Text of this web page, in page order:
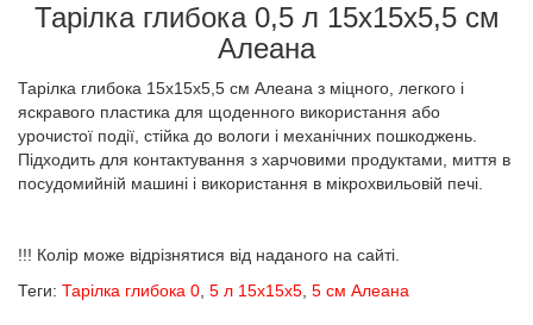
Тарілка глибока 0,5 л 15х15х5,5 см
Алеана
Тарілка глибока 15х15х5,5 см Алеана з міцного, легкого і
яскравого пластика для щоденного використання або
урочистої події, стійка до вологи і механічних пошкоджень.
Підходить для контактування з харчовими продуктами, миття в
посудомийній машині і використання в мікрохвильовій печі.
!!! Колір може відрізнятися від наданого на сайті.
Теги: Тарілка глибока 0 5 л 15х15х5 5 см Алеана